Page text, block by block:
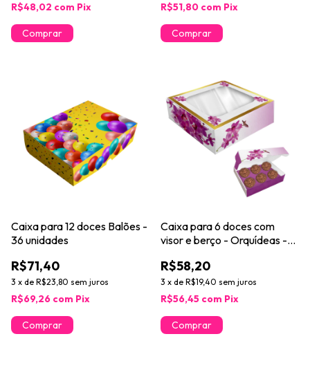
R$48,02 com Pix R$51,80 com Pix
Caixa para 12 doces Balões -
36 unidades
R$71,40
3 x de R$23,80 sem juros
R$69,26 com Pix
Caixa para 6 doces com
visor e berço - Orquídeas -
R$58,20
3 x de R$19,40 sem juros
R$56,45 com Pix